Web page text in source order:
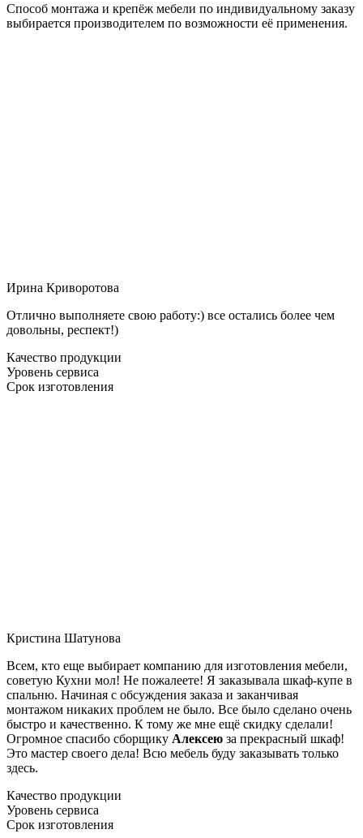
Способ монтажа и крепёж мебели по индивидуальному заказу
выбирается производителем по возможности её применения.
Ирина Криворотова
Отлично выполняете свою работу:) все остались более чем
довольны, респект!)
Качество продукции
Уровень сервиса
Срок изготовления
Кристина Шатунова
Всем, кто еще выбирает компанию для изготовления мебели,
советую Кухни мол! Не пожалеете! Я заказывала шкаф-купе в
спальню. Начиная с обсуждения заказа и заканчивая
монтажом никаких проблем не было. Все было сделано очень
быстро и качественно. К тому же мне ещё скидку сделали!
Огромное спасибо сборщику Алексею за прекрасный шкаф!
Это мастер своего дела! Всю мебель буду заказывать только
здесь.
Качество продукции
Уровень сервиса
Срок изготовления